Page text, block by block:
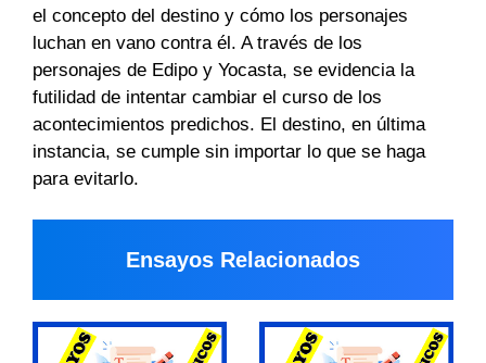
el concepto del destino y cómo los personajes
luchan en vano contra él. A través de los
personajes de Edipo y Yocasta, se evidencia la
futilidad de intentar cambiar el curso de los
acontecimientos predichos. El destino, en última
instancia, se cumple sin importar lo que se haga
para evitarlo.
Ensayos Relacionados